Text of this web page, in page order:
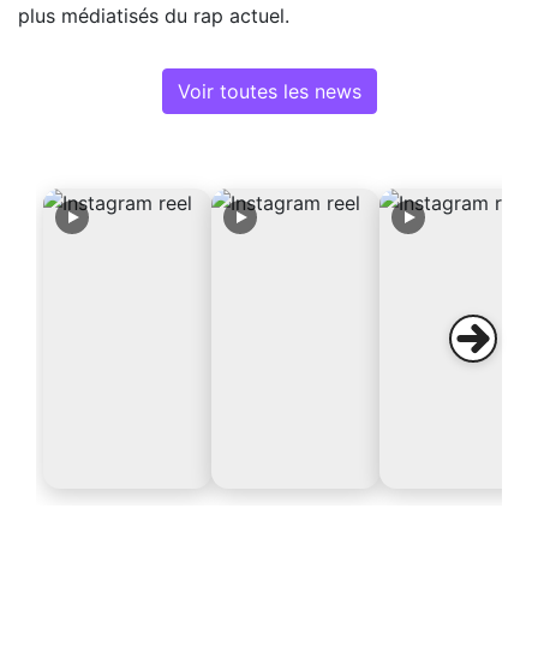
plus médiatisés du rap actuel.
Voir toutes les news